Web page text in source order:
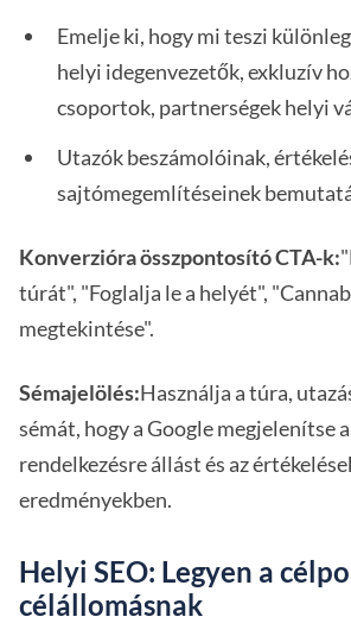
Emelje ki, hogy mi teszi
helyi idegenvezetők, exkluzív
csoportok, partnerségek helyi
Utazók beszámolóinak,
sajtómegemlítéseinek
Konverzióra összpontosító CTA-k:
túrát", "Foglalja le a helyét",
megtekintése".
Sémajelölés:Használja a túra,
sémát, hogy a Google megjelenítse
rendelkezésre állást és az
eredményekben.
Helyi SEO: Legyen a
célállomásnak